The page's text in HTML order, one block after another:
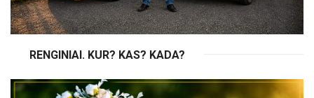
RENGINIAI. KUR? KAS? KADA?